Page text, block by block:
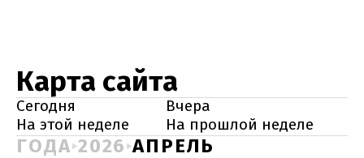
Карта сайта
Сегодня
Вчера
На этой неделе
На прошлой неделе
ГОДА 2026 АПРЕЛЬ